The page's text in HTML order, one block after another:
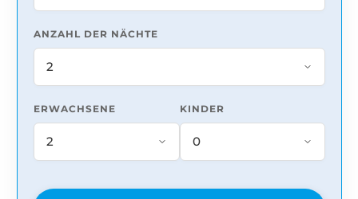
ANZAHL DER NÄCHTE
ERWACHSENE KINDER